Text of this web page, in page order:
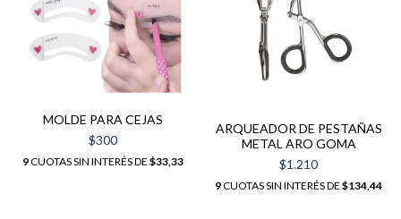
MOLDE PARA CEJAS
$300
9CUOTAS SIN INTERÉS DE $33,33
ARQUEADOR DE PESTAÑAS
METAL ARO GOMA
$1.210
9CUOTAS SIN INTERÉS DE $134,44